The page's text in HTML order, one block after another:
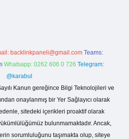
backlinkpaneli@gmail.com Teams:
Whatsapp: 0262 606 0 726 Telegram:
@karabul
Kanun gereğince Bilgi Teknolojileri ve
onaylanmış bir Yer Sağlayıcı olarak
sitedeki içerikleri proaktif olarak
bulunmamaktadır. Ancak,
sorumluluğunu taşımakta olup, siteye